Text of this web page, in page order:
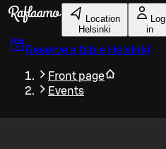
Skip to main content
Location
Helsinki
Log
in
Reserve a table Helsinki
Front page
Events